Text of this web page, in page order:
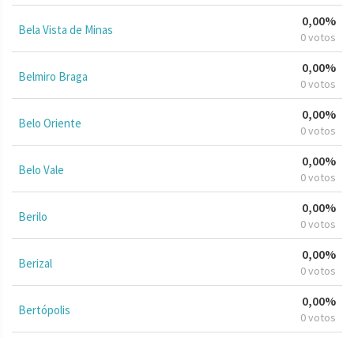
Bela Vista de Minas
0,00%
0 votos
Belmiro Braga
0,00%
0 votos
Belo Oriente
0,00%
0 votos
Belo Vale
0,00%
0 votos
Berilo
0,00%
0 votos
Berizal
0,00%
0 votos
Bertópolis
0,00%
0 votos